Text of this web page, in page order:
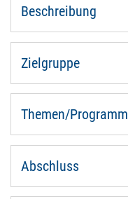
Beschreibung
Zielgruppe
Themen/Programm
Abschluss